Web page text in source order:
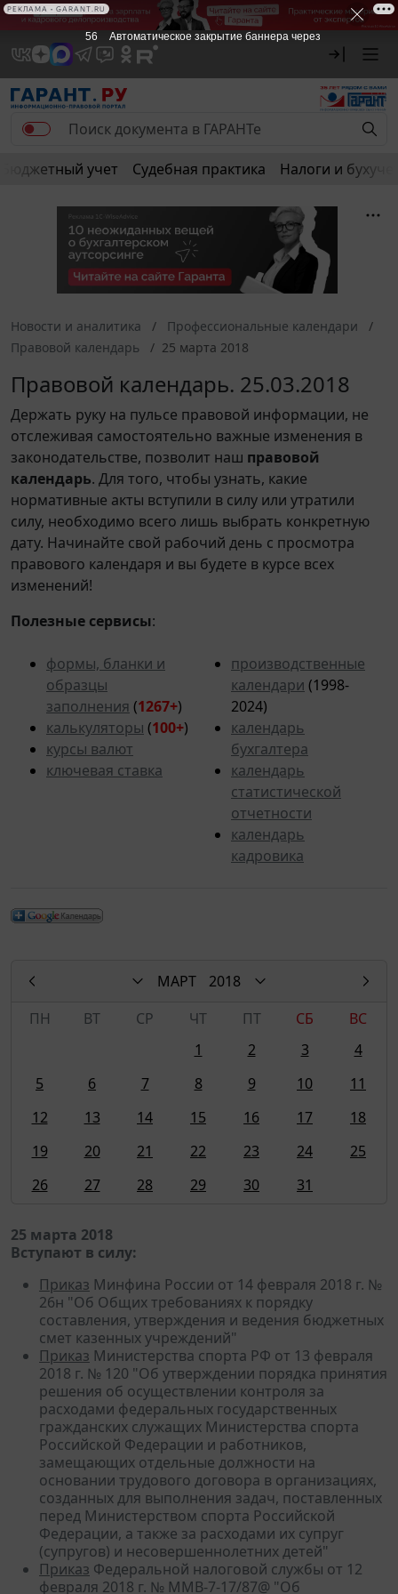
Бюджетный учет Судебная практика Налоги и
Новости и аналитика
Профессиональные календари
Правовой календарь
25 марта 2018
Правовой календарь. 25.03.2018
Держать руку на пульсе правовой информации, не
отслеживая самостоятельно важные изменения в
законодательстве, позволит наш правовой
календарь. Для того, чтобы узнать, какие
нормативные акты вступили в силу или утратили
силу, необходимо всего лишь выбрать конкретную
дату. Начинайте свой рабочий день с просмотра
правового календаря и вы будете в курсе всех
изменений!
Полезные сервисы:
формы, бланки и
образцы
заполнения (1267+)
калькуляторы (100+)
курсы валют
ключевая ставка
производственные
календари (1998-
2024)
календарь
бухгалтера
календарь
статистической
отчетности
календарь
кадровика
МАРТ
2018
ПН
ВТ СР ЧТ ПТ СБ
ВС
1
2 3
4
5
6 7 8 9 10
11
12
13 14 15 16 17
18
19
20 21 22 23 24
25
26
27 28 29 30 31
25 марта 2018
Вступают в силу:
Приказ Минфина России от 14 февраля 2018 г. №
26н "Об Общих требованиях к порядку
составления, утверждения и ведения бюджетных
смет казенных учреждений"
Приказ Министерства спорта РФ от 13 февраля
2018 г. № 120 "Об утверждении порядка принятия
решения об осуществлении контроля за
расходами федеральных государственных
гражданских служащих Министерства спорта
Российской Федерации и работников,
замещающих отдельные должности на
основании трудового договора в организациях,
созданных для выполнения задач, поставленных
перед Министерством спорта Российской
Федерации, а также за расходами их супруг
(супругов) и несовершеннолетних детей"
Приказ Федеральной налоговой службы от 12
февраля 2018 г. № ММВ-7-17/87@ "Об
55 Автоматическое закрытие баннера через
РЕКЛАМА • GARANT.RU